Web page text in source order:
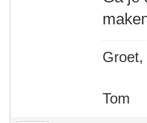
Groet,
Tom